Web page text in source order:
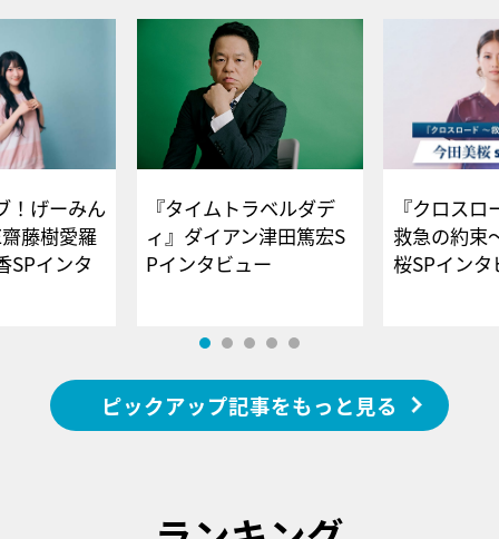
！げーみん
藤樹愛羅
SPインタ
『タイムトラベルダデ
ィ』ダイアン津田篤宏S
Pインタビュー
『クロス
救急の約束
桜SPイ
ピックアップ記事をもっと見る